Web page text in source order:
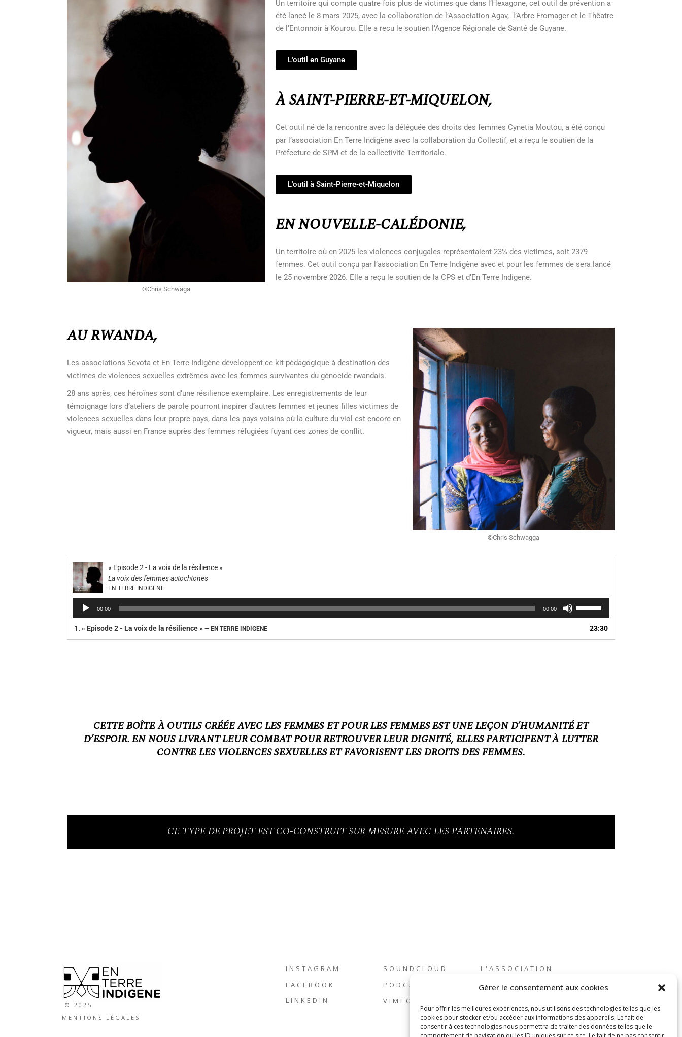
Gérer le consentement aux cookies
Pour offrir les meilleures expériences, nous utilisons des technologies telles que les
cookies pour stocker et/ou accéder aux informations des appareils. Le fait de
consentir à ces technologies nous permettra de traiter des données telles que le
©Chris Schwaga
Un territoire qui compte quatre fois plus de victimes que dans l’Hexagone, cet outil de prévention a
été lancé le 8 mars 2025, avec la collaboration de l’Association Agav, l’Arbre Fromager et le Thêatre
de l’Entonnoir à Kourou. Elle a recu le soutien l’Agence Régionale de Santé de Guyane.
L'outil en Guyane
À SAINT-PIERRE-ET-MIQUELON,
Cet outil né de la rencontre avec la déléguée des droits des femmes Cynetia Moutou, a été conçu
par l’association En Terre Indigène avec la collaboration du Collectif, et a reçu le soutien de la
Préfecture de SPM et de la collectivité Territoriale.
L'outil à Saint-Pierre-et-Miquelon
EN NOUVELLE-CALÉDONIE,
Un territoire où en 2025 les violences conjugales représentaient 23% des victimes, soit 2379
femmes. Cet outil conçu par l’association En Terre Indigène avec et pour les femmes de sera lancé
le 25 novembre 2026. Elle a reçu le soutien de la CPS et d’En Terre Indigene.
AU RWANDA,
Les associations Sevota et En Terre Indigène développent ce kit pédagogique à destination des
victimes de violences sexuelles extrêmes avec les femmes survivantes du génocide rwandais.
28 ans après, ces héroïnes sont d’une résilience exemplaire. Les enregistrements de leur
témoignage lors d’ateliers de parole pourront inspirer d’autres femmes et jeunes filles victimes de
violences sexuelles dans leur propre pays, dans les pays voisins où la culture du viol est encore en
vigueur, mais aussi en France auprès des femmes réfugiées fuyant ces zones de conflit.
©Chris Schwagga
« Episode 2 - La voix de la résilience »
La voix des femmes autochtones
EN TERRE INDIGENE
Lecteur
audio
00:00 00:00
1. « Episode 2 - La voix de la résilience » — EN TERRE INDIGENE 23:30
CETTE BOÎTE À OUTILS CRÉÉE AVEC LES FEMMES ET POUR LES FEMMES EST UNE LEÇON D’HUMANITÉ ET
D’ESPOIR. EN NOUS LIVRANT LEUR COMBAT POUR RETROUVER LEUR DIGNITÉ, ELLES PARTICIPENT À LUTTER
CONTRE LES VIOLENCES SEXUELLES ET FAVORISENT LES DROITS DES FEMMES.
CE TYPE DE PROJET EST CO-CONSTRUIT SUR MESURE AVEC LES PARTENAIRES.
© 2025
MENTIONS LÉGALES
INSTAGRAM
FACEBOOK
LINKEDIN
SOUNDCLOUD
PODCASTICS
VIMEO
L'ASSOCIATION
L'ÉQUIPE
CONTACT ET
PRESSE